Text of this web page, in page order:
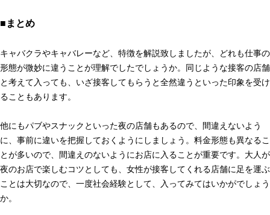
■まとめ
キャバクラやキャバレーなど、特徴を解説致しましたが、どれも仕事の
形態が微妙に違うことが理解でしたでしょうか。同じような接客の店舗
と考えて入っても、いざ接客してもらうと全然違うといった印象を受け
ることもあります。
他にもパブやスナックといった夜の店舗もあるので、間違えないよう
に、事前に違いを把握しておくようにしましょう。料金形態も異なるこ
とが多いので、間違えのないようにお店に入ることが重要です。大人が
夜のお店で楽しむコツとしても、女性が接客してくれる店舗に足を運ぶ
ことは大切なので、一度社会経験として、入ってみてはいかがでしょう
か。